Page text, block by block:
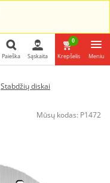
Paieška Sąskaita
0
Krepšelis Meniu
Stabdžių diskai
Mūsų kodas: P1472